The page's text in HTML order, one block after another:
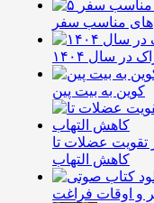
های مناسب سفر
در سال ۱۴۰۴
کوین به بیت پین
تقویت عضلات تا
کاهش التهاب
و اوقات فراغت